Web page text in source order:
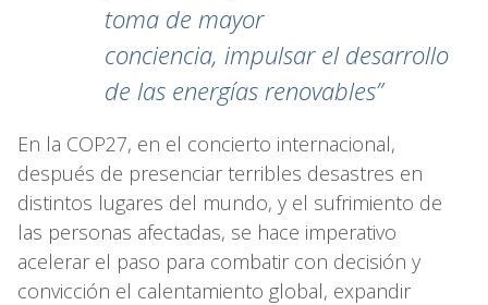
toma de mayor
conciencia, impulsar el desarrollo
de las energías renovables”
En la COP27, en el concierto internacional,
después de presenciar terribles desastres en
distintos lugares del mundo, y el sufrimiento de
las personas afectadas, se hace imperativo
acelerar el paso para combatir con decisión y
convicción el calentamiento global, expandir